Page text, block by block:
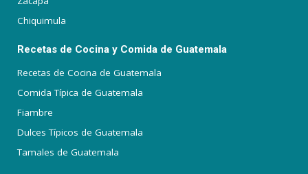
Chiquimula
Recetas de Cocina y Comida de Guatemala
Recetas de Cocina de Guatemala
Comida Típica de Guatemala
Fiambre
Dulces Típicos de Guatemala
Tamales de Guatemala